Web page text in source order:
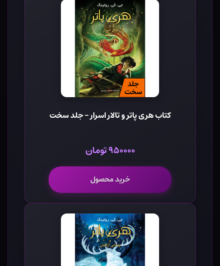
کتاب هری پاتر و تالار اسرار - جلد سخت
۹۵۰۰۰۰ تومان
خرید محصول